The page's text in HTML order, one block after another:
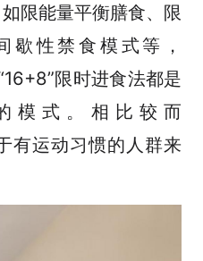
限能量平衡膳食、限
歇性禁食模式等，
限时进食法都是
模式。相比较而
有运动习惯的人群来